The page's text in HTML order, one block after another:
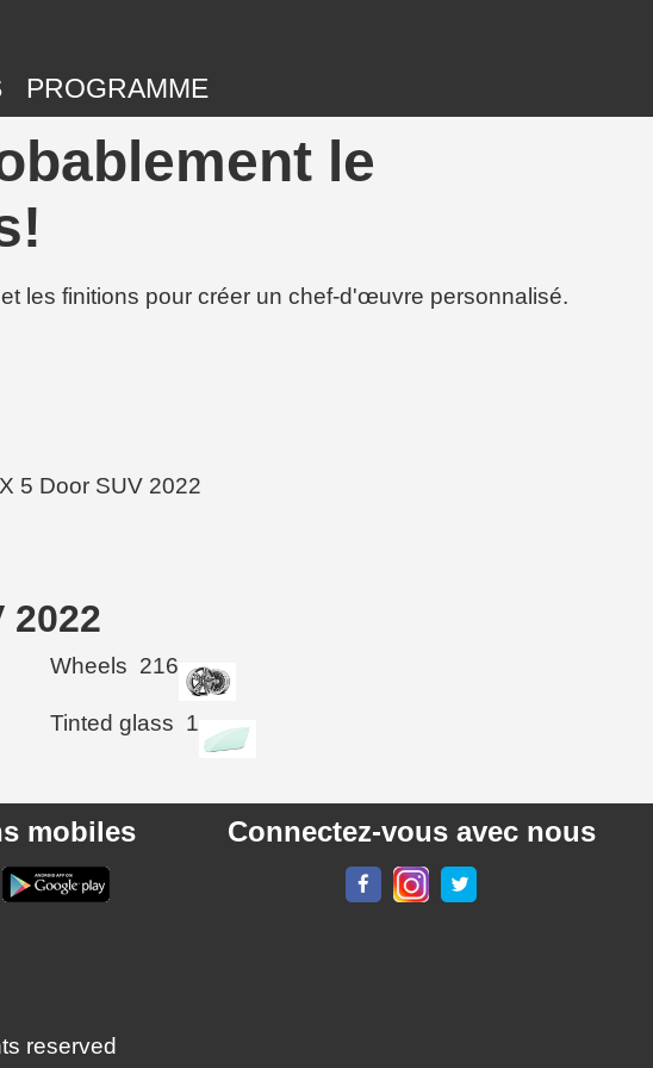
PROGRAMME
le
les finitions pour créer un chef-d'œuvre personnalisé.
2022
Wheels 216
Tinted glass 1
mobiles Connectez-vous avec nous
reserved